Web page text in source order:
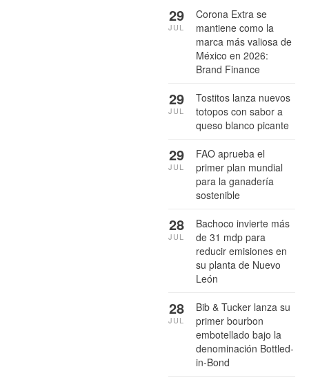
Corona Extra se
mantiene como la
marca más valiosa de
México en 2026:
Brand Finance
29
JUL
Tostitos lanza nuevos
totopos con sabor a
queso blanco picante
29
JUL
FAO aprueba el
primer plan mundial
para la ganadería
sostenible
29
JUL
Bachoco invierte más
de 31 mdp para
reducir emisiones en
su planta de Nuevo
León
28
JUL
Bib & Tucker lanza su
primer bourbon
embotellado bajo la
denominación Bottled-
in-Bond
28
JUL